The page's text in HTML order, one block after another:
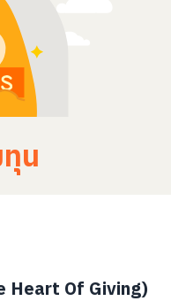
น
Heart Of Giving)